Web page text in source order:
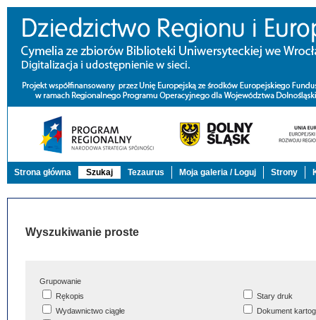
Strona główna Szukaj Tezaurus Moja galeria / Loguj Strony
Wyszukiwanie proste
Grupowanie
Rękopis
Stary druk
Wydawnictwo ciągłe
Dokument